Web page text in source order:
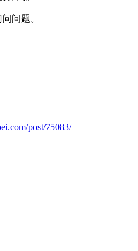
问题。
post/75083/